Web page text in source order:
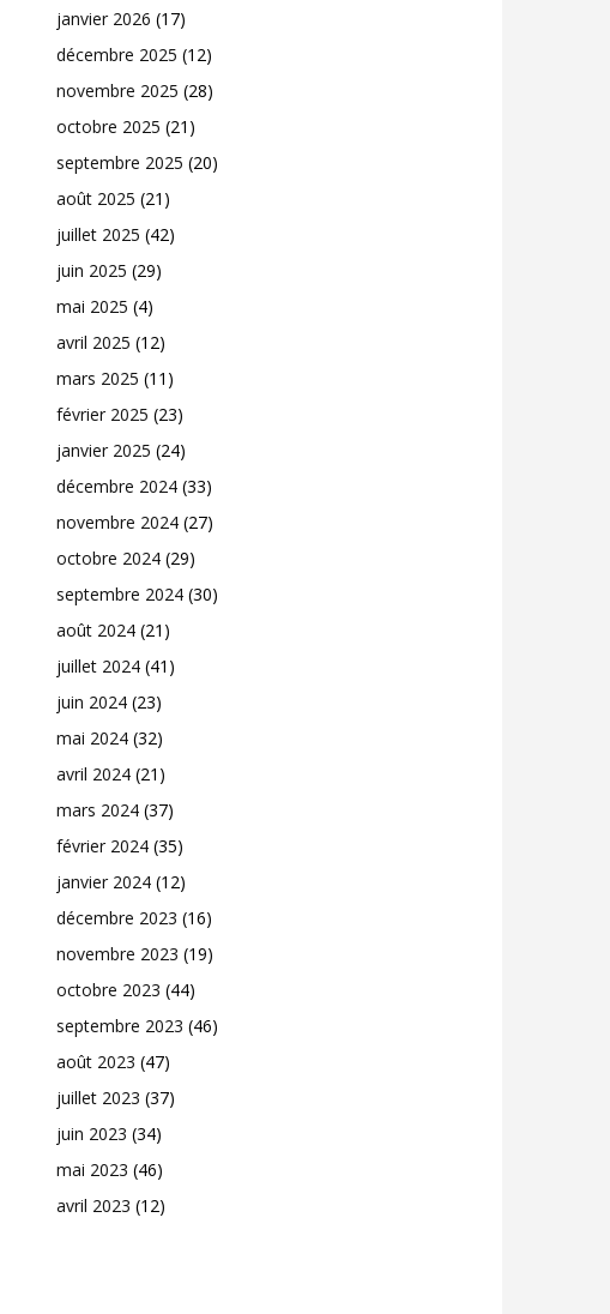
janvier 2026 (17)
décembre 2025 (12)
novembre 2025 (28)
octobre 2025 (21)
septembre 2025 (20)
août 2025 (21)
juillet 2025 (42)
juin 2025 (29)
mai 2025 (4)
avril 2025 (12)
mars 2025 (11)
février 2025 (23)
janvier 2025 (24)
décembre 2024 (33)
novembre 2024 (27)
octobre 2024 (29)
septembre 2024 (30)
août 2024 (21)
juillet 2024 (41)
juin 2024 (23)
mai 2024 (32)
avril 2024 (21)
mars 2024 (37)
février 2024 (35)
janvier 2024 (12)
décembre 2023 (16)
novembre 2023 (19)
octobre 2023 (44)
septembre 2023 (46)
août 2023 (47)
juillet 2023 (37)
juin 2023 (34)
mai 2023 (46)
avril 2023 (12)